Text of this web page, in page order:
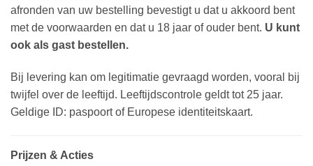
afronden van uw bestelling bevestigt u dat u akkoord bent
met de voorwaarden en dat u 18 jaar of ouder bent. U kunt
ook als gast bestellen.
Bij levering kan om legitimatie gevraagd worden, vooral bij
twijfel over de leeftijd. Leeftijdscontrole geldt tot 25 jaar.
Geldige ID: paspoort of Europese identiteitskaart.
Prijzen & Acties